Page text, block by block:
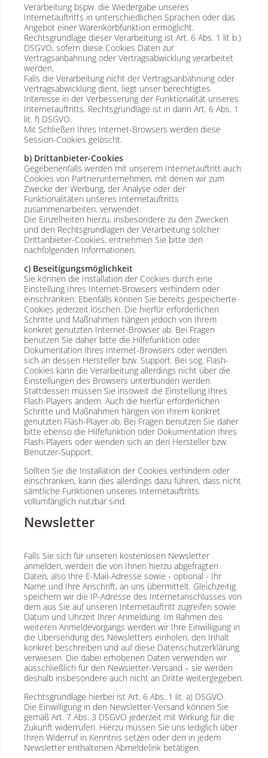
Verarbeitung bspw. die Wiedergabe unseres
Internetauftritts in unterschiedlichen Sprachen oder das
Angebot einer Warenkorbfunktion ermöglicht.
Rechtsgrundlage dieser Verarbeitung ist Art. 6 Abs. 1 lit b.)
DSGVO, sofern diese Cookies Daten zur
Vertragsanbahnung oder Vertragsabwicklung verarbeitet
werden.
Falls die Verarbeitung nicht der Vertragsanbahnung oder
Vertragsabwicklung dient, liegt unser berechtigtes
Interesse in der Verbesserung der Funktionalität unseres
Internetauftritts. Rechtsgrundlage ist in dann Art. 6 Abs. 1
lit. f) DSGVO.
Mit Schließen Ihres Internet-Browsers werden diese
Session-Cookies gelöscht.
b) Drittanbieter-Cookies
Gegebenenfalls werden mit unserem Internetauftritt auch
Cookies von Partnerunternehmen, mit denen wir zum
Zwecke der Werbung, der Analyse oder der
Funktionalitäten unseres Internetauftritts
zusammenarbeiten, verwendet.
Die Einzelheiten hierzu, insbesondere zu den Zwecken
und den Rechtsgrundlagen der Verarbeitung solcher
Drittanbieter-Cookies, entnehmen Sie bitte den
nachfolgenden Informationen.
c) Beseitigungsmöglichkeit
Sie können die Installation der Cookies durch eine
Einstellung Ihres Internet-Browsers verhindern oder
einschränken. Ebenfalls können Sie bereits gespeicherte
Cookies jederzeit löschen. Die hierfür erforderlichen
Schritte und Maßnahmen hängen jedoch von Ihrem
konkret genutzten Internet-Browser ab. Bei Fragen
benutzen Sie daher bitte die Hilfefunktion oder
Dokumentation Ihres Internet-Browsers oder wenden
sich an dessen Hersteller bzw. Support. Bei sog. Flash-
Cookies kann die Verarbeitung allerdings nicht über die
Einstellungen des Browsers unterbunden werden.
Stattdessen müssen Sie insoweit die Einstellung Ihres
Flash-Players ändern. Auch die hierfür erforderlichen
Schritte und Maßnahmen hängen von Ihrem konkret
genutzten Flash-Player ab. Bei Fragen benutzen Sie daher
bitte ebenso die Hilfefunktion oder Dokumentation Ihres
Flash-Players oder wenden sich an den Hersteller bzw.
Benutzer-Support.
Sollten Sie die Installation der Cookies verhindern oder
einschränken, kann dies allerdings dazu führen, dass nicht
sämtliche Funktionen unseres Internetauftritts
vollumfänglich nutzbar sind.
Newsletter
Falls Sie sich für unseren kostenlosen Newsletter
anmelden, werden die von Ihnen hierzu abgefragten
Daten, also Ihre E-Mail-Adresse sowie - optional - Ihr
Name und Ihre Anschrift, an uns übermittelt. Gleichzeitig
speichern wir die IP-Adresse des Internetanschlusses von
dem aus Sie auf unseren Internetauftritt zugreifen sowie
Datum und Uhrzeit Ihrer Anmeldung. Im Rahmen des
weiteren Anmeldevorgangs werden wir Ihre Einwilligung in
die Übersendung des Newsletters einholen, den Inhalt
konkret beschreiben und auf diese Datenschutzerklärung
verwiesen. Die dabei erhobenen Daten verwenden wir
ausschließlich für den Newsletter-Versand – sie werden
deshalb insbesondere auch nicht an Dritte weitergegeben.
Rechtsgrundlage hierbei ist Art. 6 Abs. 1 lit. a) DSGVO.
Die Einwilligung in den Newsletter-Versand können Sie
gemäß Art. 7 Abs. 3 DSGVO jederzeit mit Wirkung für die
Zukunft widerrufen. Hierzu müssen Sie uns lediglich über
Ihren Widerruf in Kenntnis setzen oder den in jedem
Newsletter enthaltenen Abmeldelink betätigen.